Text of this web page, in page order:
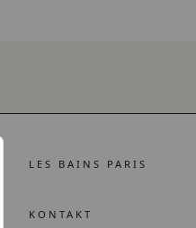
LES BAINS PARIS
KONTAKT